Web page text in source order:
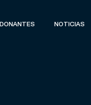
DONANTES NOTICIAS